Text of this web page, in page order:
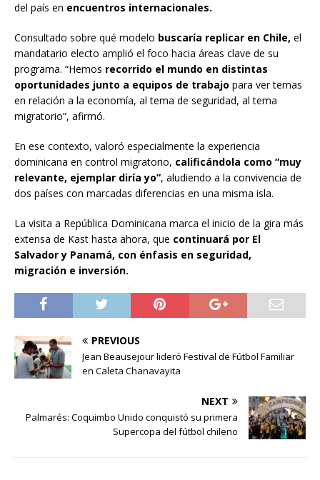
del país en encuentros internacionales.
Consultado sobre qué modelo buscaría replicar en Chile, el
mandatario electo amplió el foco hacia áreas clave de su
programa. “Hemos recorrido el mundo en distintas
oportunidades junto a equipos de trabajo para ver temas
en relación a la economía, al tema de seguridad, al tema
migratorio”, afirmó.
En ese contexto, valoró especialmente la experiencia
dominicana en control migratorio, calificándola como “muy
relevante, ejemplar diría yo”, aludiendo a la convivencia de
dos países con marcadas diferencias en una misma isla.
La visita a República Dominicana marca el inicio de la gira más
extensa de Kast hasta ahora, que continuará por El
Salvador y Panamá, con énfasis en seguridad,
migración e inversión.
PREVIOUS
Jean Beausejour lideró Festival de Fútbol Familiar
en Caleta Chanavayita
NEXT
Palmarés: Coquimbo Unido conquistó su primera
Supercopa del fútbol chileno